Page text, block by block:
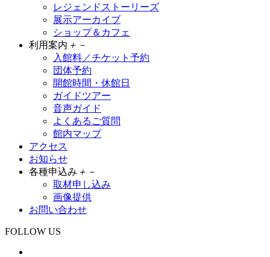
レジェンドストーリーズ
展示アーカイブ
ショップ＆カフェ
利用案内 ＋ －
入館料／チケット予約
団体予約
開館時間・休館日
ガイドツアー
音声ガイド
よくあるご質問
館内マップ
アクセス
お知らせ
各種申込み ＋ －
取材申し込み
画像提供
お問い合わせ
FOLLOW US